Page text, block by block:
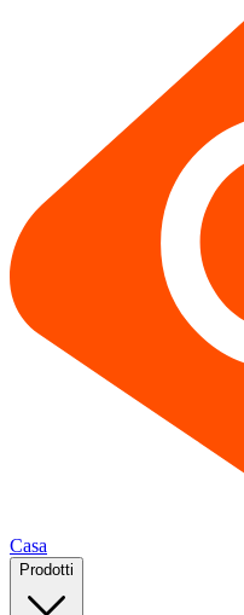
Casa
Prodotti